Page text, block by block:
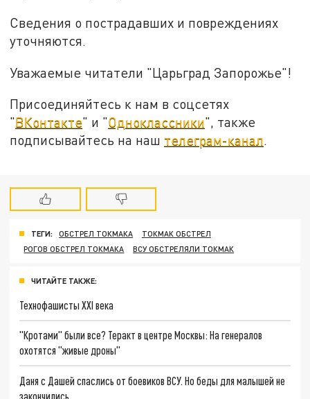
Сведения о пострадавших и повреждениях
уточняются.
Уважаемые читатели "Царьград Запорожье"!
Присоединяйтесь к нам в соцсетях
"ВКонтакте" и "Одноклассники", также
подписывайтесь на наш телеграм-канал.
ТЕГИ: ОБСТРЕЛ ТОКМАКА
ТОКМАК ОБСТРЕЛ
РОГОВ ОБСТРЕЛ ТОКМАКА
ВСУ ОБСТРЕЛЯЛИ ТОКМАК
ЧИТАЙТЕ ТАКЖЕ:
Технофашисты XXI века
"Кротами" были все? Теракт в центре Москвы: На генералов
охотятся "живые дроны"
Даня с Дашей спаслись от боевиков ВСУ. Но беды для малышей не
закончились